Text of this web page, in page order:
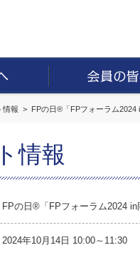
情報 FPの日®「FPフォーラム2024
情報
FPの日®「FPフォーラム2024
2024年10月14日 10:00～11:30